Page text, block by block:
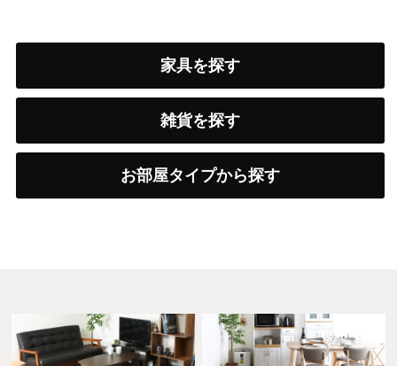
家具を探す
雑貨を探す
お部屋タイプから探す